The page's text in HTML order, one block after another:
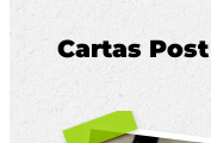
Cartas Post